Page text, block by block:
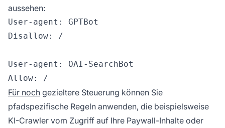
aussehen:
User-agent: GPTBot
Disallow: /
User-agent: OAI-SearchBot
Für noch gezieltere Steuerung können Sie
pfadspezifische Regeln anwenden, die beispielsweise
KI-Crawler vom Zugriff auf Ihre Paywall-Inhalte oder